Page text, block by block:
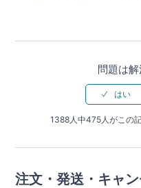
問題は
1388人中475人がこの
注文・発送・キャ